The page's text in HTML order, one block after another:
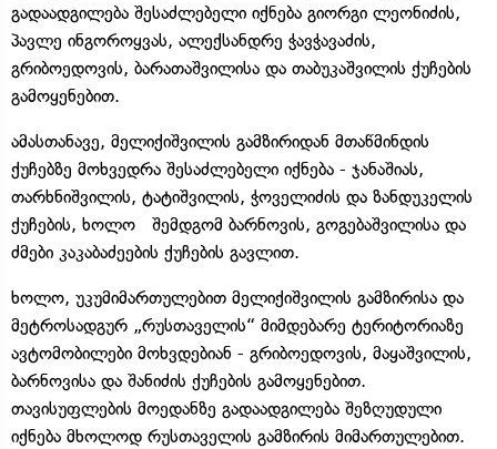
გადაადგილება შესაძლებელი იქნება გიორგი ლეონიძის,
პავლე ინგოროყვას, ალექსანდრე ჭავჭავაძის,
გრიბოედოვის, ბარათაშვილისა და თაბუკაშვილის ქუჩების
გამოყენებით.
ამასთანავე, მელიქიშვილის გამზირიდან მთაწმინდის
ქუჩებზე მოხვედრა შესაძლებელი იქნება - ჯანაშიას,
თარხნიშვილის, ტატიშვილის, ჭოველიძის და ზანდუკელის
ქუჩების, ხოლო შემდგომ ბარნოვის, გოგებაშვილისა და
ძმები კაკაბაძეების ქუჩების გავლით.
ხოლო, უკუმიმართულებით მელიქიშვილის გამზირისა და
მეტროსადგურ „რუსთაველის“ მიმდებარე ტერიტორიაზე
ავტომობილები მოხვდებიან - გრიბოედოვის, მაყაშვილის,
ბარნოვისა და შანიძის ქუჩების გამოყენებით.
თავისუფლების მოედანზე გადაადგილება შეზღუდული
იქნება მხოლოდ რუსთაველის გამზირის მიმართულებით.